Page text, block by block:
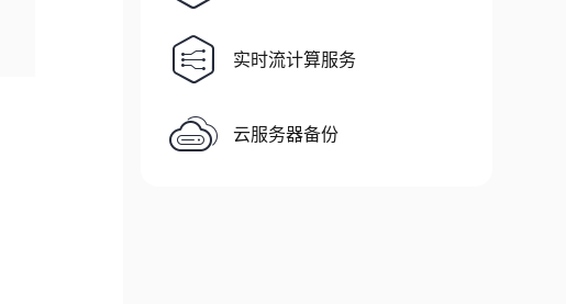
实时流计算服务
云服务器备份